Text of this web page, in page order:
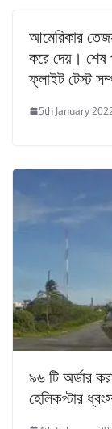
আমেরিকার
করে দেয়। শেষ
ফ্লাইট টেস্ট
5th January
৯৬ টি অর্ডার
হেলিকপ্টার